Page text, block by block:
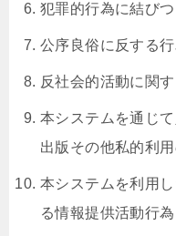
犯罪的行為に結び
公序良俗に反する
反社会的活動に関
本システムを通じ
出版その他私的利
本システムを利用
る情報提供活動行為